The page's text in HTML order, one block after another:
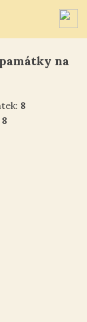
na
8
8